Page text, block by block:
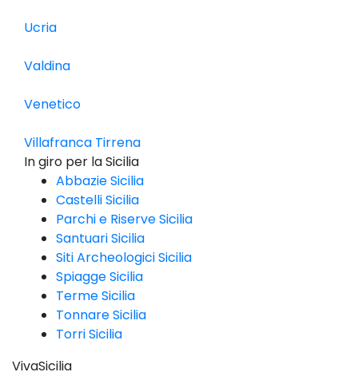
Ucria
Valdina
Venetico
Villafranca Tirrena
In giro per la Sicilia
Abbazie Sicilia
Castelli Sicilia
Parchi e Riserve Sicilia
Santuari Sicilia
Siti Archeologici Sicilia
Spiagge Sicilia
Terme Sicilia
Tonnare Sicilia
Torri Sicilia
VivaSicilia